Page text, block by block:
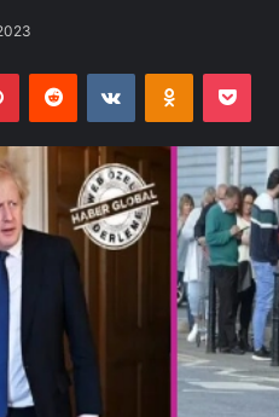
PinterestReddit VKontakte